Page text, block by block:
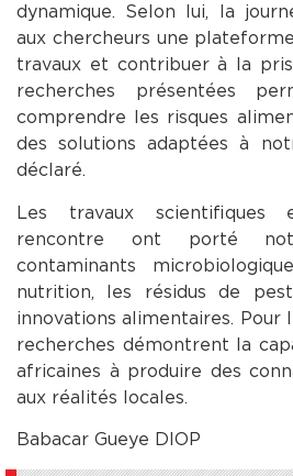
dynamique. Selon lui, la
aux chercheurs une
travaux et contribuer à la
recherches présentées
comprendre les risques
des solutions adaptées à
déclaré.
Les travaux scientifiques
rencontre ont porté
contaminants
nutrition, les résidus de
innovations alimentaires. Pour
recherches démontrent la
africaines à produire des
aux réalités locales.
Babacar Gueye DIOP